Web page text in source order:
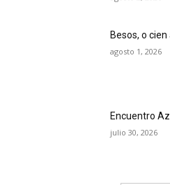
Besos, o
agosto 1, 2026
Encuentro
julio 30, 2026